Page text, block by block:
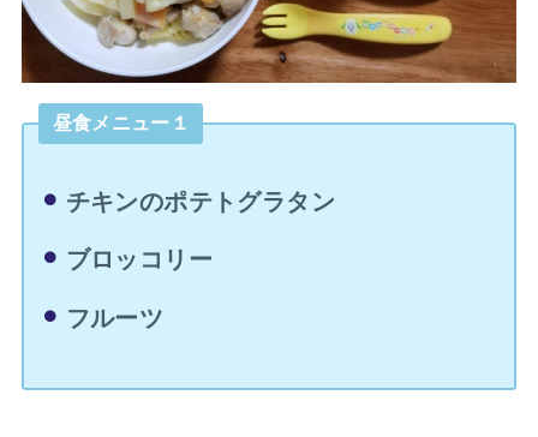
昼食メニュー１
チキンのポテトグラタン
ブロッコリー
フルーツ